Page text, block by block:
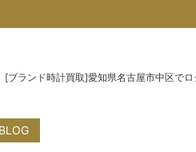
[ブランド時計買取]愛知県名古屋市中区で